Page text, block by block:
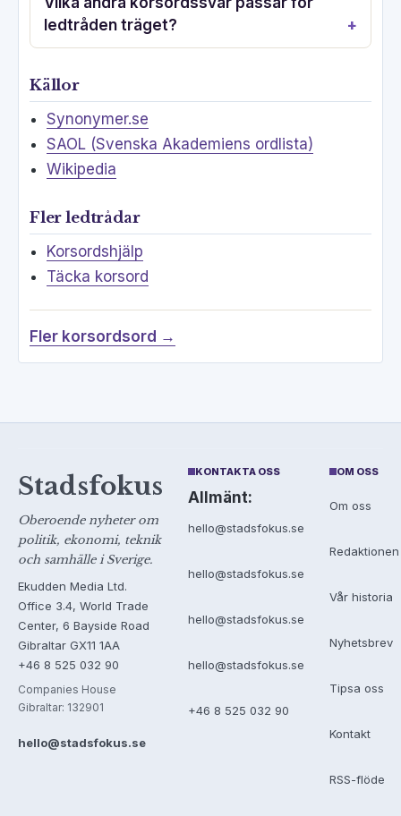
ledtråden träget?
Källor
Synonymer.se
SAOL (Svenska Akademiens ordlista)
Wikipedia
Fler ledtrådar
Korsordshjälp
Täcka korsord
Fler korsordsord →
Stadsfokus
Oberoende nyheter om
politik, ekonomi, teknik
och samhälle i Sverige.
Ekudden Media Ltd.
Office 3.4, World Trade
Center, 6 Bayside Road
Gibraltar GX11 1AA
+46 8 525 032 90
Companies House
Gibraltar: 132901
hello@stadsfokus.se
KONTAKTA OSS
Allmänt:
hello@stadsfokus.se
hello@stadsfokus.se
hello@stadsfokus.se
hello@stadsfokus.se
+46 8 525 032 90
OM OSS
Om oss
Redaktionen
Vår historia
Nyhetsbrev
Tipsa oss
Kontakt
RSS-flöde